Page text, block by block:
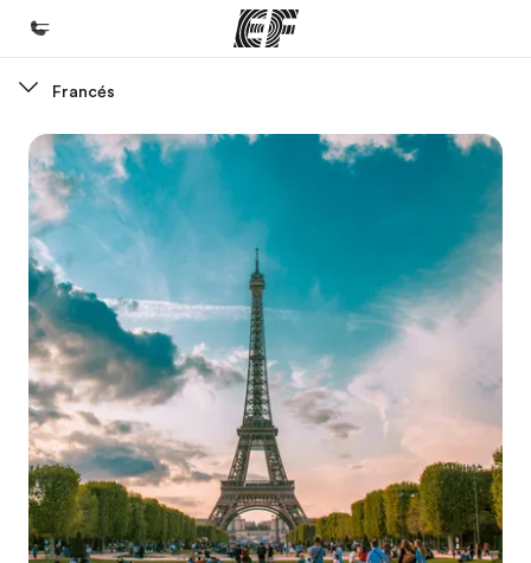
Bienvenido a EF
Programas
Ver todo lo que hacemos
Oficinas
Encuentra una oficina
Sobre nosotros
Quiénes somos
Trabajos
Únete al equipo
Francés